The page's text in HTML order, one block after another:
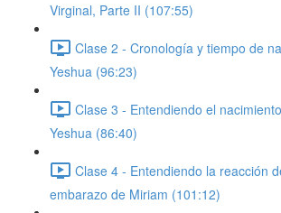
Virginal, Parte II (107:55)
Clase 2 - Cronología y tiempo de
Yeshua (96:23)
Clase 3 - Entendiendo el
Yeshua (86:40)
Clase 4 - Entendiendo la reacción
embarazo de Miriam (101:12)